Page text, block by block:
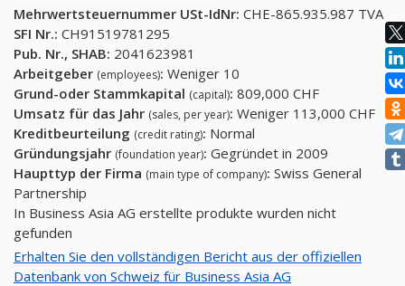
Mehrwertsteuernummer USt-IdNr: CHE-865.935.987 TVA
SFI Nr.: CH91519781295
Pub. Nr., SHAB: 2041623981
Arbeitgeber (employees): Weniger 10
Grund-oder Stammkapital (capital): 809,000 CHF
Umsatz für das Jahr (sales, per year): Weniger 113,000 CHF
Kreditbeurteilung (credit rating): Normal
Gründungsjahr (foundation year): Gegründet in 2009
Haupttyp der Firma (main type of company): Swiss General
Partnership
In Business Asia AG erstellte produkte wurden nicht
gefunden
Erhalten Sie den vollständigen Bericht aus der offiziellen
Datenbank von Schweiz für Business Asia AG